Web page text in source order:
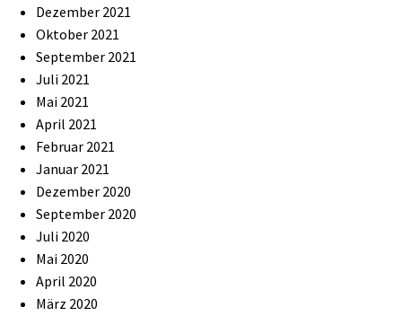
Dezember 2021
Oktober 2021
September 2021
Juli 2021
Mai 2021
April 2021
Februar 2021
Januar 2021
Dezember 2020
September 2020
Juli 2020
Mai 2020
April 2020
März 2020